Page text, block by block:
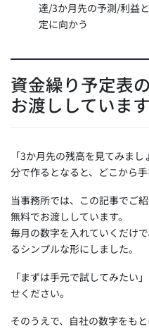
達/3か月先の予測/利益
定に向かう
資金繰り予定表
お渡ししています
「3か月先の残高を見てみま
分で作るとなると、どこから
当事務所では、この記事でご
無料でお渡ししています。
毎月の数字を入れていくだけ
るシンプルな形にしました。
「まずは手元で試してみたい
せください。
そのうえで、自社の数字をも